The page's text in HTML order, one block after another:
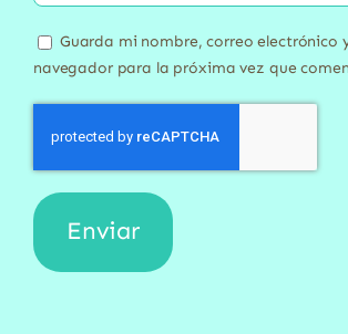
Guarda mi nombre, correo electrónico
navegador para la próxima vez que